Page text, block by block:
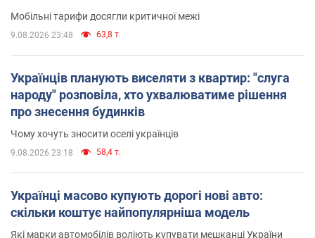
Мобільні тарифи досягли критичної межі
9.08.2026 23:48 63,8 т.
Українців планують виселяти з квартир: "слуга
народу" розповіла, хто ухвалюватиме рішення
про знесення будинків
Чому хочуть зносити оселі українців
9.08.2026 23:18 58,4 т.
Українці масово купують дорогі нові авто:
скільки коштує найпопулярніша модель
Які марки автомобілів воліють купувати мешканці України